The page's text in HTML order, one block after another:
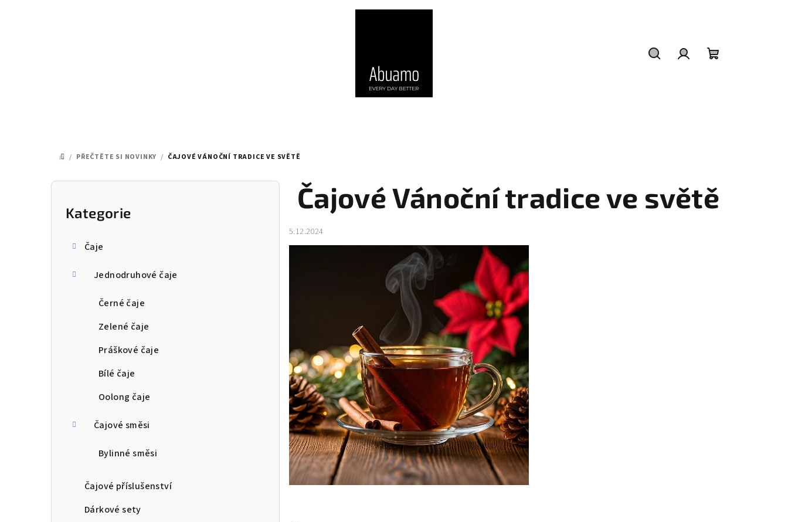
DOMŮ
/ PŘEČTĚTE SI NOVINKY / ČAJOVÉ VÁNOČNÍ TRADICE VE SVĚTĚ
P
Přeskočit
kategorie
Kategorie
Čaje
Jednodruhové čaje
Černé čaje
Zelené čaje
Práškové čaje
Bílé čaje
Oolong čaje
Čajové směsi
Bylinné směsi
Čajové příslušenství
Dárkové sety
Čajové Vánoční tradice ve světě
5.12.2024